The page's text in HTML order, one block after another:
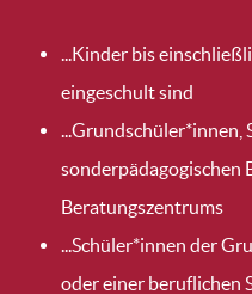
...Kinder bis
eingeschult sind
sonderpädagogischen
Beratungszentrums
...Schüler*innen der
oder einer beruflichen